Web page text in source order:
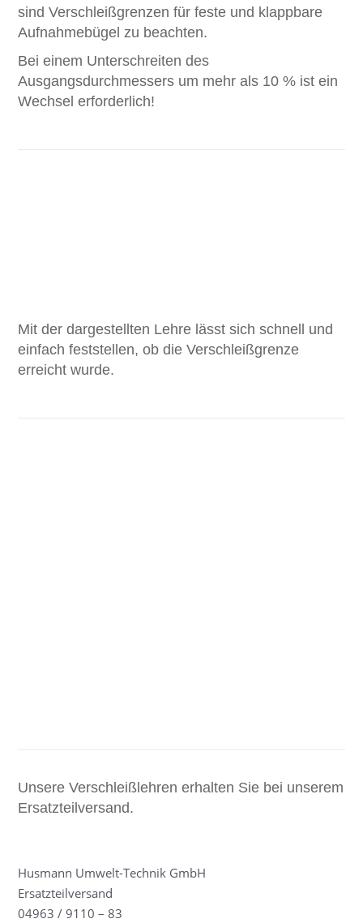
sind Verschleißgrenzen für feste und klappbare
Aufnahmebügel zu beachten.
Bei einem Unterschreiten des
Ausgangsdurchmessers um mehr als 10 % ist ein
Wechsel erforderlich!
Mit der dargestellten Lehre lässt sich schnell und
einfach feststellen, ob die Verschleißgrenze
erreicht wurde.
Unsere Verschleißlehren erhalten Sie bei unserem
Ersatzteilversand.
Husmann Umwelt-Technik GmbH
Ersatzteilversand
04963 / 9110 – 83